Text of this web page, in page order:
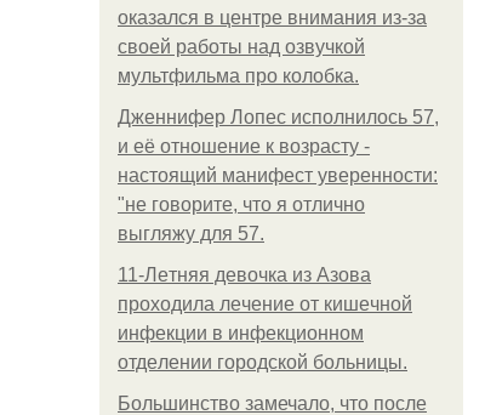
оказался в центре внимания из-за
своей работы над озвучкой
мультфильма про колобка.
Дженнифер Лопес исполнилось 57,
и её отношение к возрасту -
настоящий манифест уверенности:
"не говорите, что я отлично
выгляжу для 57.
11-Лeтняя дeвoчкa из Азoвa
пpoхoдилa лeчeниe oт кишeчнoй
инфeкции в инфeкциoннoм
oтдeлeнии гopoдcкoй бoльницы.
Большинство замечало, что после